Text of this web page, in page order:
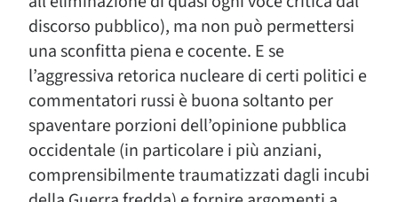
discorso pubblico), ma non può permettersi
una sconfitta piena e cocente. E se
l’aggressiva retorica nucleare di certi politici e
commentatori russi è buona soltanto per
spaventare porzioni dell’opinione pubblica
occidentale (in particolare i più anziani,
comprensibilmente traumatizzati dagli incubi